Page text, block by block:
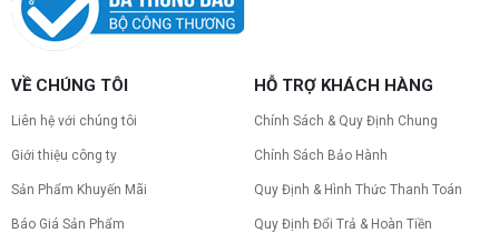
VỀ CHÚNG TÔI
Liên hệ với chúng tôi
Giới thiệu công ty
Sản Phẩm Khuyến Mãi
Báo Giá Sản Phẩm
HỖ TRỢ KHÁCH HÀNG
Chính Sách & Quy Định Chung
Chính Sách Bảo Hành
Quy Định & Hình Thức Thanh Toán
Quy Định Đổi Trả & Hoàn Tiền